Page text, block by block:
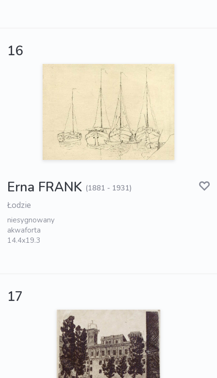
16
Erna FRANK (1881 - 1931)
Łodzie
niesygnowany
akwaforta
14.4x19.3
17